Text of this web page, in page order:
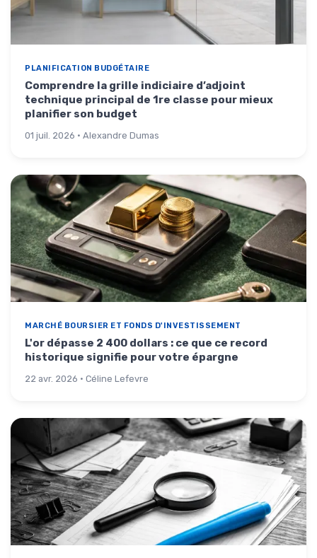
PLANIFICATION BUDGÉTAIRE
Comprendre la grille indiciaire d’adjoint
technique principal de 1re classe pour mieux
planifier son budget
01 juil. 2026 · Alexandre Dumas
MARCHÉ BOURSIER ET FONDS D'INVESTISSEMENT
L'or dépasse 2 400 dollars : ce que ce record
historique signifie pour votre épargne
22 avr. 2026 · Céline Lefevre